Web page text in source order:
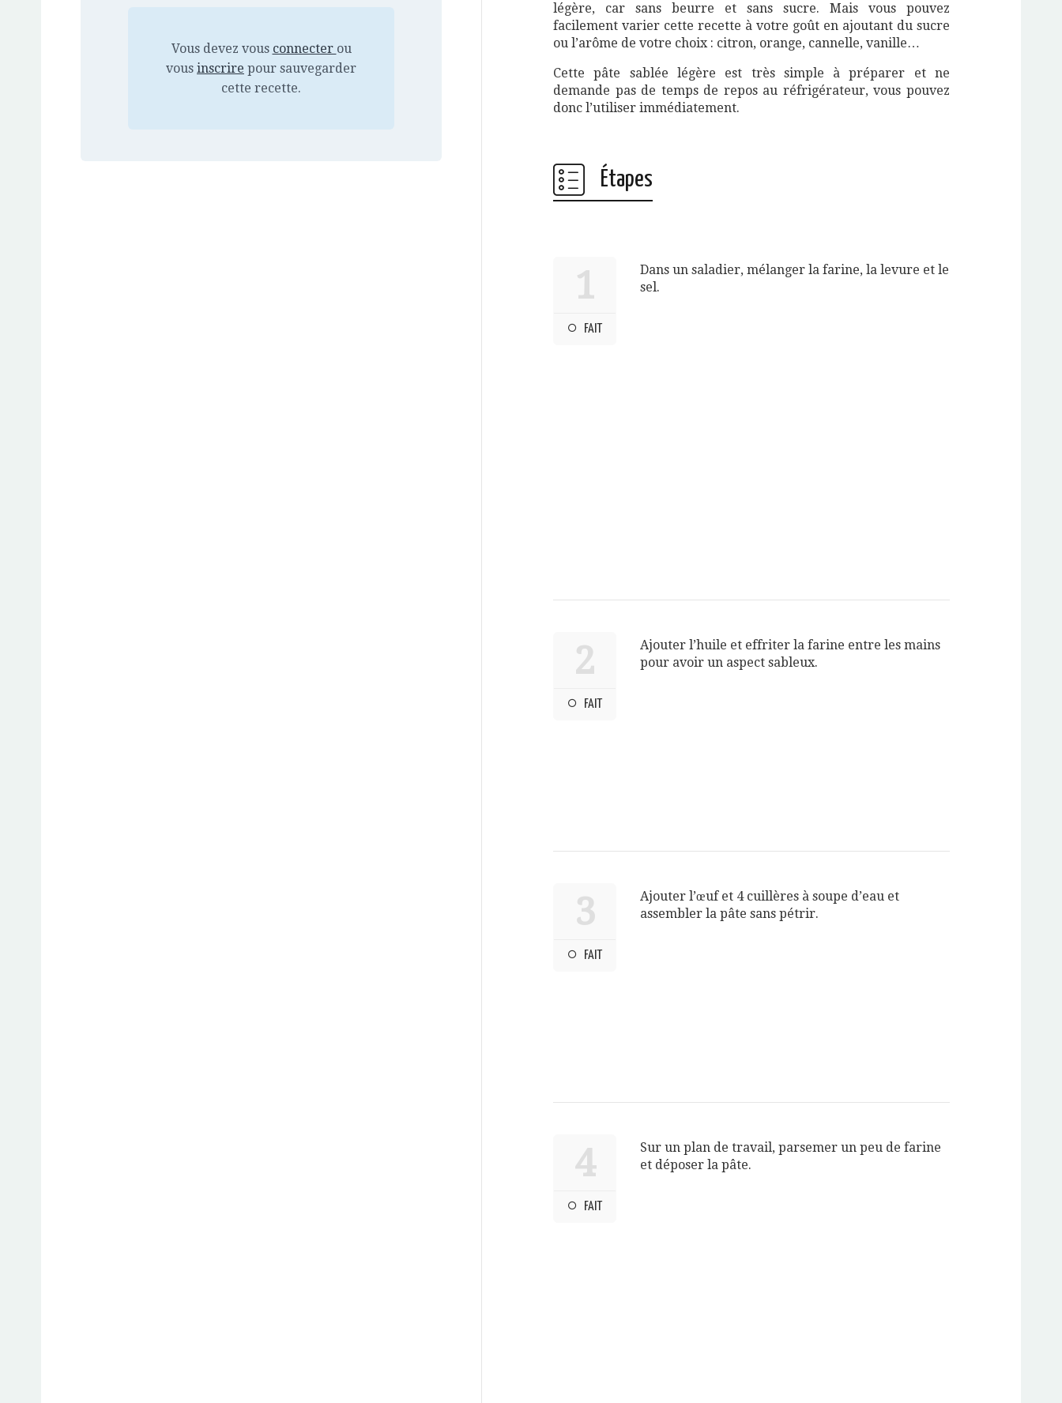
Vous devez vous connecter ou
vous inscrire pour sauvegarder
cette recette.
légère, car sans beurre et sans sucre. Mais vous pouvez
facilement varier cette recette à votre goût en ajoutant du sucre
ou l’arôme de votre choix : citron, orange, cannelle, vanille…
Cette pâte sablée légère est très simple à préparer et ne
demande pas de temps de repos au réfrigérateur, vous pouvez
donc l’utiliser immédiatement.
Étapes
1
FAIT
Dans un saladier, mélanger la farine, la levure et le
sel.
2
FAIT
Ajouter l’huile et effriter la farine entre les mains
pour avoir un aspect sableux.
3
FAIT
Ajouter l’œuf et 4 cuillères à soupe d’eau et
assembler la pâte sans pétrir.
4
FAIT
Sur un plan de travail, parsemer un peu de farine
et déposer la pâte.